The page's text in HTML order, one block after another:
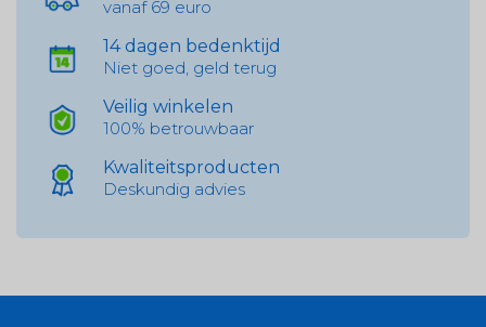
vanaf 69 euro
14 dagen bedenktijd
Niet goed, geld terug
Veilig winkelen
100% betrouwbaar
Kwaliteitsproducten
Deskundig advies